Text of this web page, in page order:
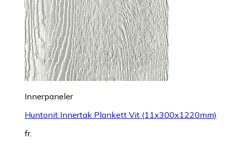
Innerpaneler
Huntonit Innertak Plankett Vit (11x300x1220mm)
fr.